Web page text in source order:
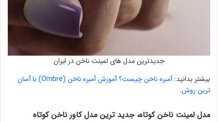
جدیدترین مدل های لمینت ناخن در ایران
بیشتر بدانید:
آمبره ناخن چیست؟ آموزش آمبره ناخن (Ombre) با آسان
ترین روش.
مدل لمینت ناخن کوتاه، جدید ترین مدل کاور ناخن کوتاه